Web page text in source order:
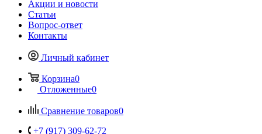
Акции и новости
Статьи
Вопрос-ответ
Контакты
Личный кабинет
Корзина0
Отложенные0
Сравнение товаров0
+7 (917) 309-62-72